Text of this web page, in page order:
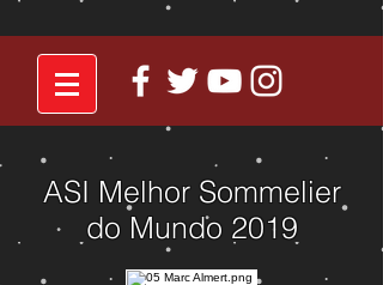
ASI Melhor Sommelier
do Mundo 2019